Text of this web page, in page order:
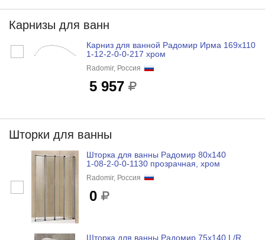
Карнизы для ванн
Карниз для ванной Радомир Ирма 169х110
1-12-2-0-0-217 хром
Radomir, Россия
5 957
Шторки для ванны
Шторка для ванны Радомир 80х140
1-08-2-0-0-1130 прозрачная, хром
Radomir, Россия
0
Шторка для ванны Радомир 75х140 L/R